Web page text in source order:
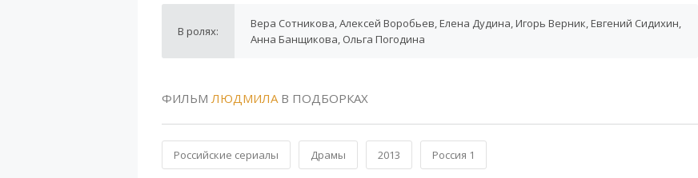
В ролях:
Вера Сотникова, Алексей Воробьев, Елена Дудина, Игорь Верник, Евгений Сидихин,
Анна Банщикова, Ольга Погодина
ФИЛЬМ ЛЮДМИЛАВ ПОДБОРКАХ
Российские сериалы Драмы 2013 Россия 1